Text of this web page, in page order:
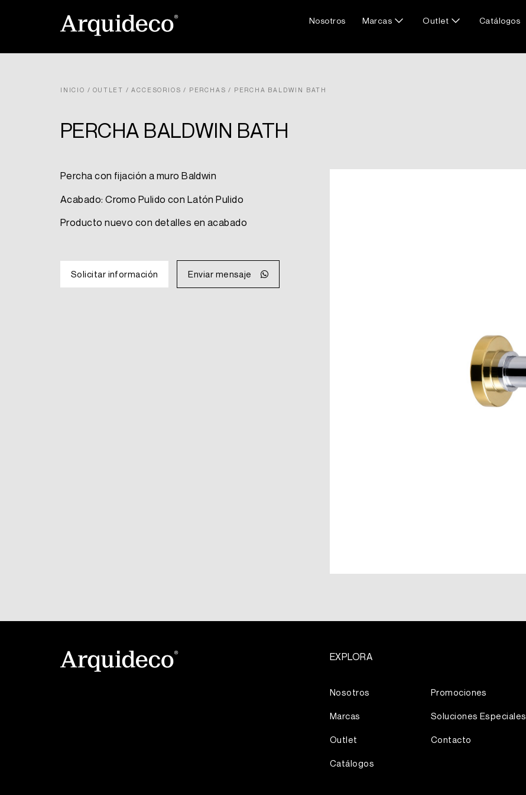
Nosotros Marcas Outlet Catálogos
INICIO /OUTLET /ACCESORIOS / PERCHAS / PERCHA BALDWIN BATH
PERCHA BALDWIN BATH
Percha con fijación a muro Baldwin
Acabado: Cromo Pulido con Latón Pulido
Producto nuevo con detalles en acabado
Solicitar información Enviar mensaje
EXPLORA
Nosotros
Marcas
Outlet
Catálogos
Promociones
Soluciones Especiales
Contacto